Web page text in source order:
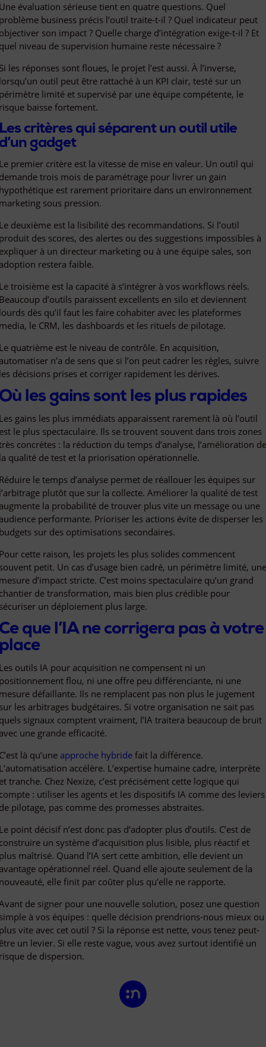
évaluation sérieuse tient en quatre questions. Quel
business précis l’outil traite-t-il ? Quel indicateur peut
son impact ? Quelle charge d’intégration exige-t-il ? Et
niveau de supervision humaine reste nécessaire ?
les réponses sont floues, le projet l’est aussi. À l’inverse,
outil peut être rattaché à un KPI clair, testé sur un
limité et supervisé par une équipe compétente, le
baisse fortement.
critères qui séparent un outil utile
gadget
premier critère est la vitesse de mise en valeur. Un outil qui
trois mois de paramétrage pour livrer un gain
est rarement prioritaire dans un environnement
sous pression.
deuxième est la lisibilité des recommandations. Si l’outil
des scores, des alertes ou des suggestions impossibles à
à un directeur marketing ou à une équipe sales, son
restera faible.
troisième est la capacité à s’intégrer à vos workflows réels.
d’outils paraissent excellents en silo et deviennent
dès qu’il faut les faire cohabiter avec les plateformes
le CRM, les dashboards et les rituels de pilotage.
quatrième est le niveau de contrôle. En acquisition,
n’a de sens que si l’on peut cadrer les règles, suivre
décisions prises et corriger rapidement les dérives.
les gains sont les plus rapides
gains les plus immédiats apparaissent rarement là où l’outil
le plus spectaculaire. Ils se trouvent souvent dans trois zones
concrètes : la réduction du temps d’analyse, l’amélioration
qualité de test et la priorisation opérationnelle.
le temps d’analyse permet de réallouer les équipes sur
plutôt que sur la collecte. Améliorer la qualité de test
la probabilité de trouver plus vite un message ou une
performante. Prioriser les actions évite de disperser les
sur des optimisations secondaires.
cette raison, les projets les plus solides commencent
petit. Un cas d’usage bien cadré, un périmètre limité,
d’impact stricte. C’est moins spectaculaire qu’un grand
de transformation, mais bien plus crédible pour
un déploiement plus large.
que l’IA ne corrigera pas à votre
outils IA pour acquisition ne compensent ni un
flou, ni une offre peu différenciante, ni une
défaillante. Ils ne remplacent pas non plus le jugement
les arbitrages budgétaires. Si votre organisation ne sait pas
signaux comptent vraiment, l’IA traitera beaucoup de bruit
une grande efficacité.
là qu’une approche hybride fait la différence.
accélère. L’expertise humaine cadre, interprète
tranche. Chez Nexize, c’est précisément cette logique qui
: utiliser les agents et les dispositifs IA comme des leviers
pilotage, pas comme des promesses abstraites.
point décisif n’est donc pas d’adopter plus d’outils. C’est de
un système d’acquisition plus lisible, plus réactif et
maîtrisé. Quand l’IA sert cette ambition, elle devient un
opérationnel réel. Quand elle ajoute seulement de la
elle finit par coûter plus qu’elle ne rapporte.
de signer pour une nouvelle solution, posez une question
à vos équipes : quelle décision prendrions-nous mieux ou
vite avec cet outil ? Si la réponse est nette, vous tenez peut-
un levier. Si elle reste vague, vous avez surtout identifié un
de dispersion.